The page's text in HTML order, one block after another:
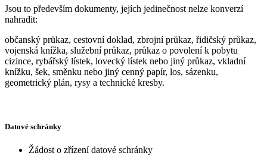
Jsou to především dokumenty, jejích jedinečnost nelze konverzí
nahradit:
občanský průkaz, cestovní doklad, zbrojní průkaz, řidičský průkaz,
vojenská knížka, služební průkaz, průkaz o povolení k pobytu
cizince, rybářský lístek, lovecký lístek nebo jiný průkaz, vkladní
knížku, šek, směnku nebo jiný cenný papír, los, sázenku,
geometrický plán, rysy a technické kresby.
Datové schránky
Žádost o zřízení datové schránky